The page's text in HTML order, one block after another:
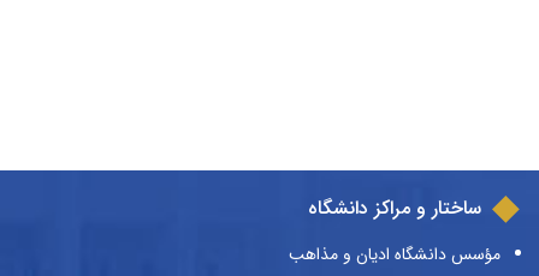
ساختار و مراکز دانشگاه
مؤسس دانشگاه ادیان و مذاهب